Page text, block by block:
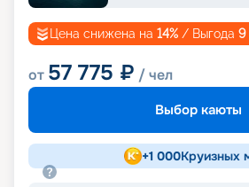
Цена снижена на 14% / Выгода 9
от 57 775 ₽ / чел
Выбор каюты
+1 000Круизных